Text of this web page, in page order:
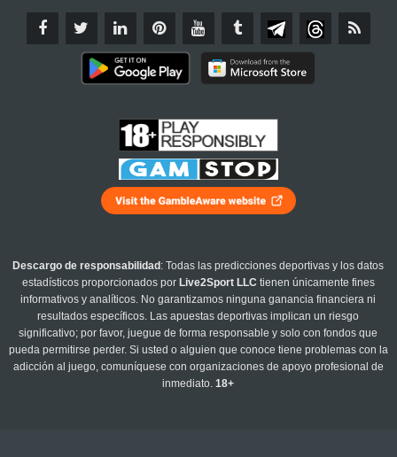
Descargo de responsabilidad : Todas las predicciones deportivas y los datos
estadísticos proporcionados por Live2Sport LLC tienen únicamente fines
informativos y analíticos. No garantizamos ninguna ganancia financiera ni
resultados específicos. Las apuestas deportivas implican un riesgo
significativo; por favor, juegue de forma responsable y solo con fondos que
pueda permitirse perder. Si usted o alguien que conoce tiene problemas con la
adicción al juego, comuníquese con organizaciones de apoyo profesional de
inmediato.18+